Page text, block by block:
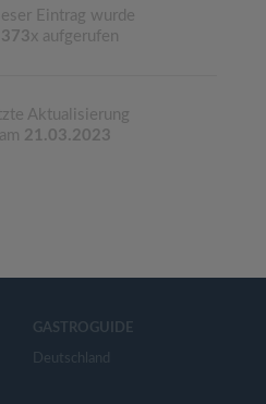
Eintrag wurde
373x aufgerufen
Aktualisierung
am 21.03.2023
GASTROGUIDE
Deutschland